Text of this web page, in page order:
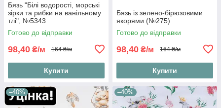
Бязь "Білі водорості, морські
зірки та рибки на ванільному
тлі", №5343
Готово до відправки
98,40 ₴/м 164 ₴/м
Купити
Бязь із зелено-бірюзовими
якорями (№275)
Готово до відправки
98,40 ₴/м 164 ₴/м
Купити
–40% –40%